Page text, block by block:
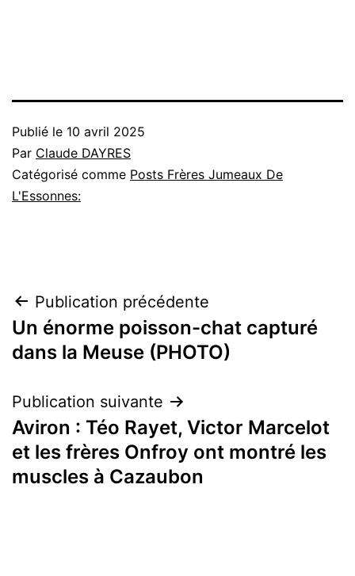
Publié le 10 avril 2025
Par Claude DAYRES
Catégorisé comme Posts Frères Jumeaux De
L'Essonnes:
Navigation
de
Publication précédente
Un énorme poisson-chat capturé
dans la Meuse (PHOTO)
Publication suivante
Aviron : Téo Rayet, Victor Marcelot
et les frères Onfroy ont montré les
muscles à Cazaubon